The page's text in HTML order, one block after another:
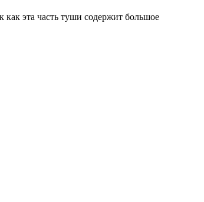
эта часть туши содержит большое